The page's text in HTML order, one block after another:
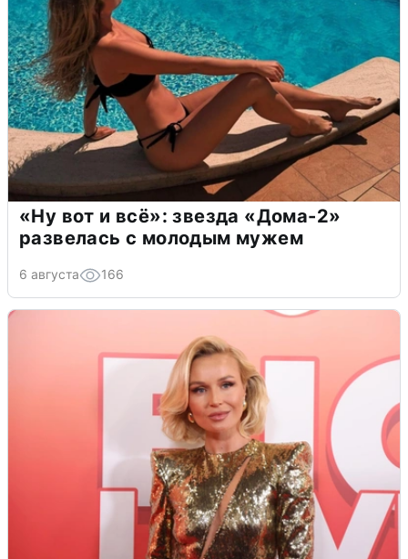
«Ну вот и всё»: звезда «Дома-2»
развелась с молодым мужем
6 августа 166